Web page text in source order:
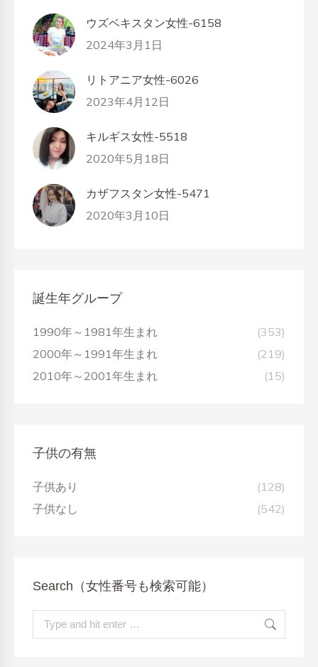
ウズベキスタン女性-6158
2024年3月1日
リトアニア女性-6026
2023年4月12日
キルギス女性-5518
2020年5月18日
カザフスタン女性-5471
2020年3月10日
誕生年グループ
1990年～1981年生まれ
(353)
2000年～1991年生まれ
(219)
2010年～2001年生まれ
(15)
子供の有無
子供あり
(128)
子供なし
(542)
Search（女性番号も検索可能）
Search: